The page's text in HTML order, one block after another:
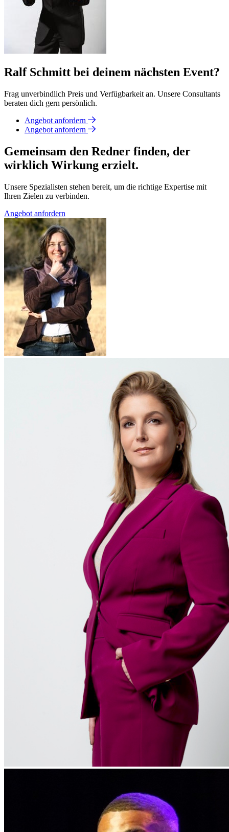
Ralf Schmitt bei deinem nächsten Event?
Frag unverbindlich Preis und Verfügbarkeit an. Unsere Consultants
beraten dich gern persönlich.
Angebot anfordern
Angebot anfordern
Gemeinsam den Redner finden, der
wirklich Wirkung erzielt.
Unsere Spezialisten stehen bereit, um die richtige Expertise mit
Ihren Zielen zu verbinden.
Angebot anfordern